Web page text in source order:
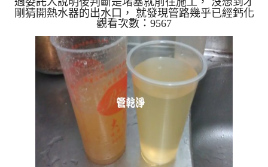
剛猜開熱水器的出水口， 就發現管路幾乎已經鈣化
了， 連熱水器裡面也一樣， 洗這麼多家第一次看到
鈣化如此嚴重的， 經過一番努力過後， 終於讓委託
人能好好洗個熱水澡。 清洗水管 水管清洗 洗水管
熱水管堵塞 熱水忽冷忽熱...
觀看次數：9567